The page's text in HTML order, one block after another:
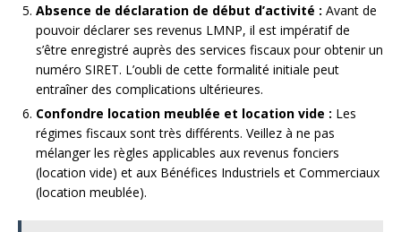
Absence de déclaration de début d’activité : Avant de
pouvoir déclarer ses revenus LMNP, il est impératif de
s’être enregistré auprès des services fiscaux pour obtenir un
numéro SIRET. L’oubli de cette formalité initiale peut
entraîner des complications ultérieures.
Confondre location meublée et location vide : Les
régimes fiscaux sont très différents. Veillez à ne pas
mélanger les règles applicables aux revenus fonciers
(location vide) et aux Bénéfices Industriels et Commerciaux
(location meublée).